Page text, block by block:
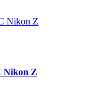
Nikon Z